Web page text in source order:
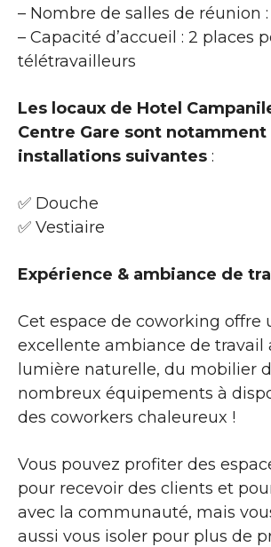
– Nombre de salles de réunion :
– Capacité d’accueil : 2 places
télétravailleurs
Les locaux de Hotel
Centre Gare sont
installations suivantes :
✅ Douche
✅ Vestiaire
Expérience & ambiance de
Cet espace de coworking offre
excellente ambiance de travail
lumière naturelle, du mobilier
nombreux équipements à
des coworkers chaleureux !
Vous pouvez profiter des
pour recevoir des clients et
avec la communauté, mais
aussi vous isoler pour plus de